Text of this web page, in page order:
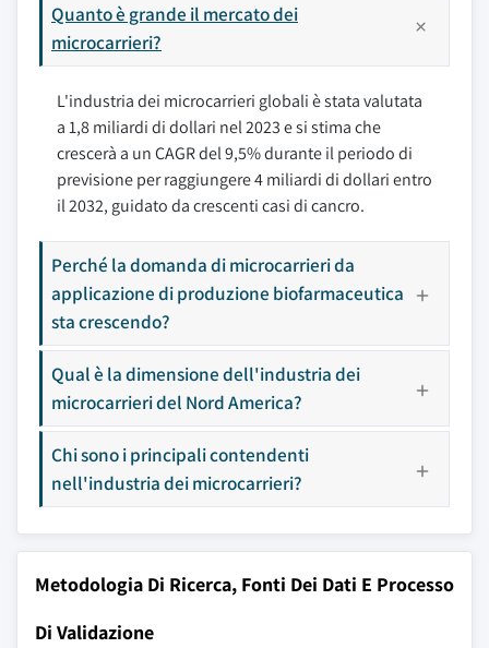
Quanto è grande il mercato dei
microcarrieri?
L'industria dei microcarrieri globali è stata valutata
a 1,8 miliardi di dollari nel 2023 e si stima che
crescerà a un CAGR del 9,5% durante il periodo di
previsione per raggiungere 4 miliardi di dollari entro
il 2032, guidato da crescenti casi di cancro.
Perché la domanda di microcarrieri da
applicazione di produzione biofarmaceutica
sta crescendo?
Qual è la dimensione dell'industria dei
microcarrieri del Nord America?
Chi sono i principali contendenti
nell'industria dei microcarrieri?
Metodologia Di Ricerca, Fonti Dei Dati E Processo
Di Validazione